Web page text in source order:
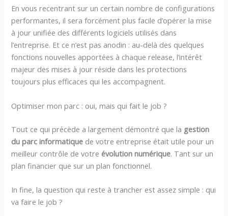
En vous recentrant sur un certain nombre de configurations
performantes, il sera forcément plus facile d’opérer la mise
à jour unifiée des différents logiciels utilisés dans
l’entreprise. Et ce n’est pas anodin : au-delà des quelques
fonctions nouvelles apportées à chaque release, l’intérêt
majeur des mises à jour réside dans les protections
toujours plus efficaces qui les accompagnent.
Optimiser mon parc : oui, mais qui fait le job ?
Tout ce qui précède a largement démontré que la gestion
du parc informatique de votre entreprise était utile pour un
meilleur contrôle de votre évolution numérique. Tant sur un
plan financier que sur un plan fonctionnel.
In fine, la question qui reste à trancher est assez simple : qui
va faire le job ?